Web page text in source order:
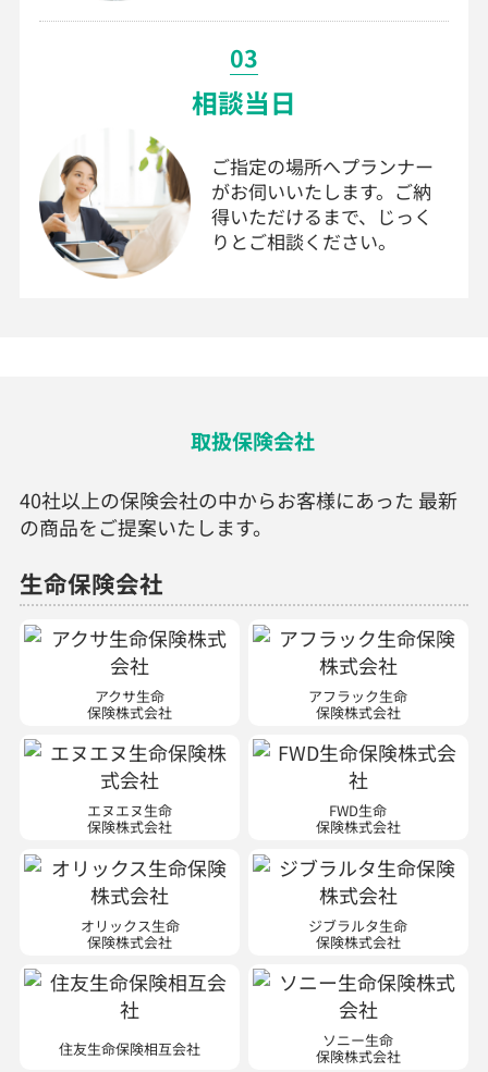
03
相談当日
ご指定の場所へプランナー
がお伺いいたします。ご納
得いただけるまで、じっく
りとご相談ください。
取扱保険会社
40社以上の保険会社の中からお客様にあった 最新
の商品をご提案いたします。
生命保険会社
アクサ生命
保険株式会社
アフラック生命
保険株式会社
エヌエヌ生命
保険株式会社
FWD生命
保険株式会社
オリックス生命
保険株式会社
ジブラルタ生命
保険株式会社
住友生命保険相互会社 ソニー生命
保険株式会社